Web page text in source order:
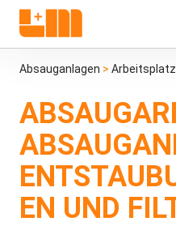
Absauganlagen >
EN UND